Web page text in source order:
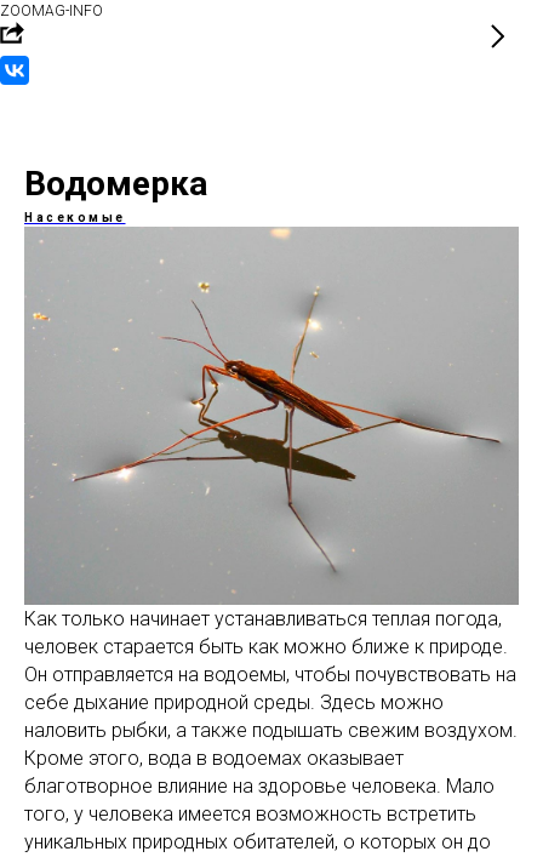
ZOOMAG-INFO
Водомерка
Насекомые
Как только начинает устанавливаться теплая погода,
человек старается быть как можно ближе к природе.
Он отправляется на водоемы, чтобы почувствовать на
себе дыхание природной среды. Здесь можно
наловить рыбки, а также подышать свежим воздухом.
Кроме этого, вода в водоемах оказывает
благотворное влияние на здоровье человека. Мало
того, у человека имеется возможность встретить
уникальных природных обитателей, о которых он до